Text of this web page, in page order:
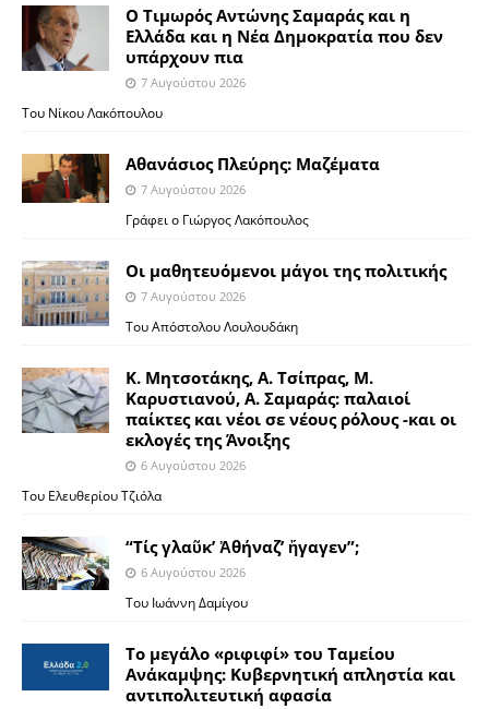
Ο Τιμωρός Αντώνης Σαμαράς και η
Ελλάδα και η Νέα Δημοκρατία που δεν
υπάρχουν πια
7 Αυγούστου 2026
Του Νίκου Λακόπουλου
Αθανάσιος Πλεύρης: Μαζέματα
7 Αυγούστου 2026
Γράφει ο Γιώργος Λακόπουλος
Οι μαθητευόμενοι μάγοι της πολιτικής
7 Αυγούστου 2026
Του Απόστολου Λουλουδάκη
Κ. Μητσοτάκης, Α. Τσίπρας, Μ.
Καρυστιανού, Α. Σαμαράς: παλαιοί
παίκτες και νέοι σε νέους ρόλους -και οι
εκλογές της Άνοιξης
6 Αυγούστου 2026
Του Ελευθερίου Τζιόλα
“Τίς γλαῦκ’ Ἀθήναζ’ ἤγαγεν”;
6 Αυγούστου 2026
Του Ιωάννη Δαμίγου
Το μεγάλο «ριφιφί» του Ταμείου
Ανάκαμψης: Κυβερνητική απληστία και
αντιπολιτευτική αφασία